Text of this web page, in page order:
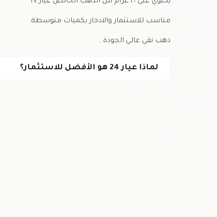
مناسب للاستثمار والادخار بكميات متوسطة
ذهب نقي عالي الجودة…
لماذا عيار 24 هو الأفضل للاستثمار؟